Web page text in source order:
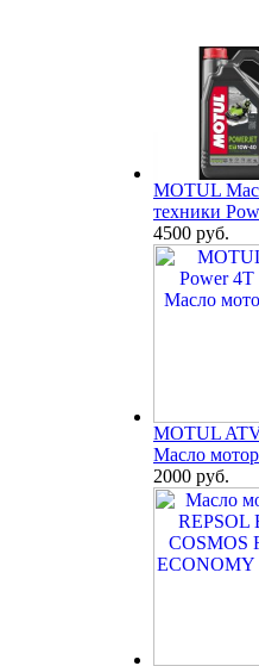
MOTUL
техники
4500 руб.
MOTUL
Масло
2000 руб.